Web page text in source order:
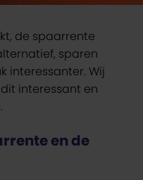
de spaarrente
sparen
interessanter. Wij
interessant en
en de